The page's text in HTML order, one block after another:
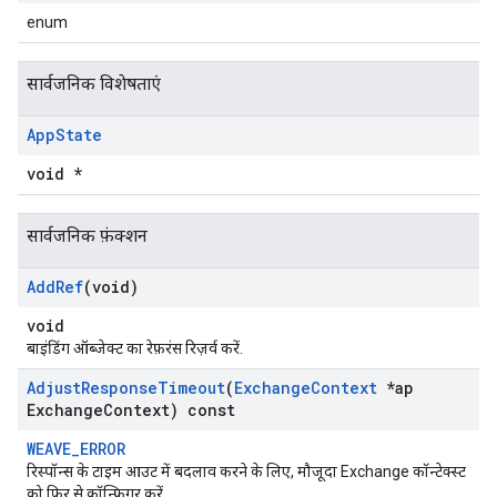
enum
सार्वजनिक विशेषताएं
AppState
void *
सार्वजनिक फ़ंक्शन
AddRef(void)
void
बाइंडिंग ऑब्जेक्ट का रेफ़रंस रिज़र्व करें.
AdjustResponseTimeout(ExchangeContext *ap
ExchangeContext) const
WEAVE_ERROR
रिस्पॉन्स के टाइम आउट में बदलाव करने के लिए, मौजूदा Exchange कॉन्टेक्स्ट